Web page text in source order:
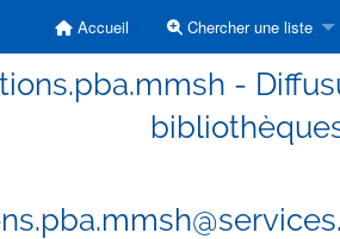
Accueil Chercher une liste
-